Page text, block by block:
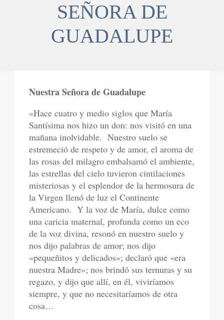
SEÑORA DE
GUADALUPE
Nuestra Señora de Guadalupe
«Hace cuatro y medio siglos que María
Santísima nos hizo un don: nos visitó en una
mañana inolvidable. Nuestro suelo se
estremeció de respeto y de amor, el aroma de
las rosas del milagro embalsamó el ambiente,
las estrellas del cielo tuvieron cintilaciones
misteriosas y el esplendor de la hermosura de
la Virgen llenó de luz el Continente
Americano. Y la voz de María, dulce como
una caricia maternal, profunda como un eco
de la voz divina, resonó en nuestro suelo y
nos dijo palabras de amor; nos dijo
«pequeñitos y delicados»; declaró que «era
nuestra Madre»; nos brindó sus ternuras y su
regazo, y dijo que allí, en él, viviríamos
siempre, y que no necesitaríamos de otra
cosa…